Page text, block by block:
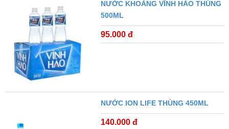
NƯỚC KHOÁNG VĨNH HẢO THÙNG
500ML
95.000 đ
NƯỚC ION LIFE THÙNG 450ML
140.000 đ